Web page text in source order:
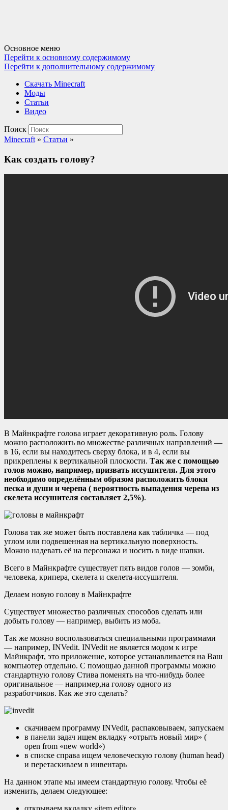
Основное меню
Перейти к основному содержимому
Перейти к дополнительному содержимому
Cкачать Minecraft
Моды
Статьи
Видео
Поиск
Minecraft » Статьи »
Как создать голову?
В Майнкрафте голова играет декоративную роль. Голову
можно расположить во множестве различных направлений —
в 16, если вы находитесь сверху блока, и в 4, если вы
прикреплены к вертикальной плоскости. Так же с помощью
голов можно, например, призвать иссушителя. Для этого
необходимо определённым образом расположить блоки
песка и души и черепа ( вероятность выпадения черепа из
скелета иссушителя составляет 2,5%).
Голова так же может быть поставлена как табличка — под
углом или подвешенная на вертикальную поверхность.
Можно надевать её на персонажа и носить в виде шапки.
Всего в Майнкрафте существует пять видов голов — зомби,
человека, крипера, скелета и скелета-иссушителя.
Делаем новую голову в Майнкрафте
Существует множество различных способов сделать или
добыть голову — например, выбить из моба.
Так же можно воспользоваться специальными программами
— например, INVedit. INVedit не является модом к игре
Майнкрафт, это приложение, которое устанавливается на Ваш
компьютер отдельно. С помощью данной программы можно
стандартную голову Стива поменять на что-нибудь более
оригинальное — например,на голову одного из
разработчиков. Как же это сделать?
скачиваем программу INVedit, распаковываем, запускаем
в панели задач ищем вкладку «отрыть новый мир» (
open from «new world»)
в списке справа ищем человеческую голову (human head)
и перетаскиваем в инвентарь
На данном этапе мы имеем стандартную голову. Чтобы её
изменить, делаем следующее: